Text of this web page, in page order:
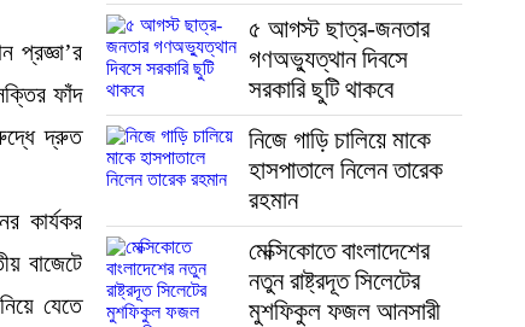
প্রজ্ঞা’র
ফাঁদ
দ্রুত
কার্যকর
বাজেটে
যেতে
৫ আগস্ট ছাত্র-জনতার
গণঅভ্যুত্থান দিবসে
সরকারি ছুটি থাকবে
নিজে গাড়ি চালিয়ে মাকে
হাসপাতালে নিলেন তারেক
রহমান
মেক্সিকোতে বাংলাদেশের
নতুন রাষ্ট্রদূত সিলেটের
মুশফিকুল ফজল আনসারী